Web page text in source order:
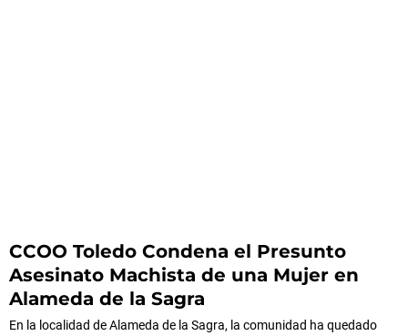
CCOO Toledo Condena el Presunto
Asesinato Machista de una Mujer en
Alameda de la Sagra
En la localidad de Alameda de la Sagra, la comunidad ha quedado